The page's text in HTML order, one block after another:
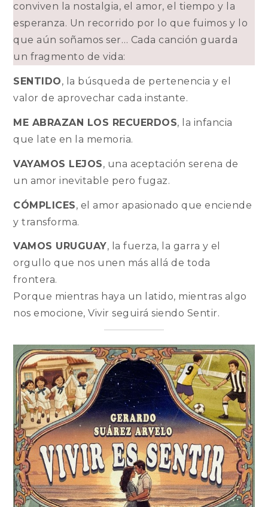
conviven la nostalgia, el amor, el tiempo y la
esperanza. Un recorrido por lo que fuimos y lo
que aún soñamos ser… Cada canción guarda
un fragmento de vida:
SENTIDO, la búsqueda de pertenencia y el
valor de aprovechar cada instante.
ME ABRAZAN LOS RECUERDOS, la infancia
que late en la memoria.
VAYAMOS LEJOS, una aceptación serena de
un amor inevitable pero fugaz.
CÓMPLICES, el amor apasionado que enciende
y transforma.
VAMOS URUGUAY, la fuerza, la garra y el
orgullo que nos unen más allá de toda
frontera.
Porque mientras haya un latido, mientras algo
nos emocione, Vivir seguirá siendo Sentir.